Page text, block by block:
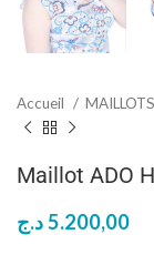
Accueil
Maillot ADO
5.200,00د.ج